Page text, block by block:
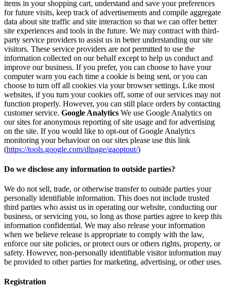
items in your shopping cart, understand and save your preferences
for future visits, keep track of advertisements and compile aggregate
data about site traffic and site interaction so that we can offer better
site experiences and tools in the future. We may contract with third-
party service providers to assist us in better understanding our site
visitors. These service providers are not permitted to use the
information collected on our behalf except to help us conduct and
improve our business. If you prefer, you can choose to have your
computer warn you each time a cookie is being sent, or you can
choose to turn off all cookies via your browser settings. Like most
websites, if you turn your cookies off, some of our services may not
function properly. However, you can still place orders by contacting
customer service. Google Analytics We use Google Analytics on
our sites for anonymous reporting of site usage and for advertising
on the site. If you would like to opt-out of Google Analytics
monitoring your behaviour on our sites please use this link
(https://tools.google.com/dlpage/gaoptout/)
Do we disclose any information to outside parties?
We do not sell, trade, or otherwise transfer to outside parties your
personally identifiable information. This does not include trusted
third parties who assist us in operating our website, conducting our
business, or servicing you, so long as those parties agree to keep this
information confidential. We may also release your information
when we believe release is appropriate to comply with the law,
enforce our site policies, or protect ours or others rights, property, or
safety. However, non-personally identifiable visitor information may
be provided to other parties for marketing, advertising, or other uses.
Registration